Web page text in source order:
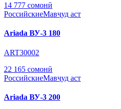
14 777 сомонӣ
РоссийскиеМавҷуд аст
Ariada ВУ-3 180
ART30002
22 165 сомонӣ
РоссийскиеМавҷуд аст
Ariada ВУ-3 200